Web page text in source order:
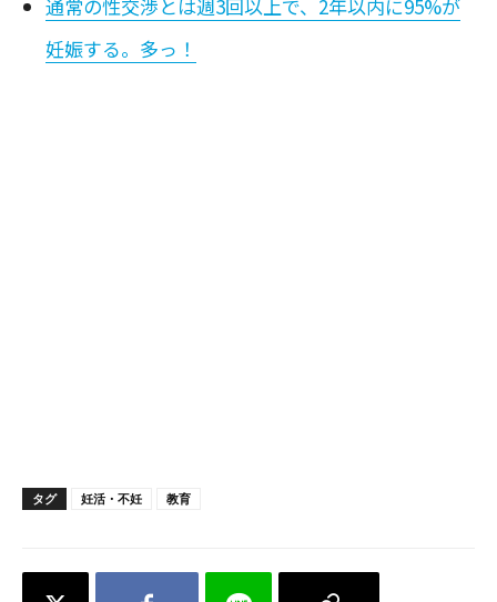
通常の性交渉とは週3回以上で、2年以内に95%が
妊娠する。多っ！
タグ 妊活・不妊 教育